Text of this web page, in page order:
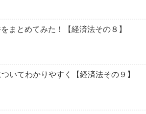
まとめてみた！【経済法その８】
いてわかりやすく【経済法その９】